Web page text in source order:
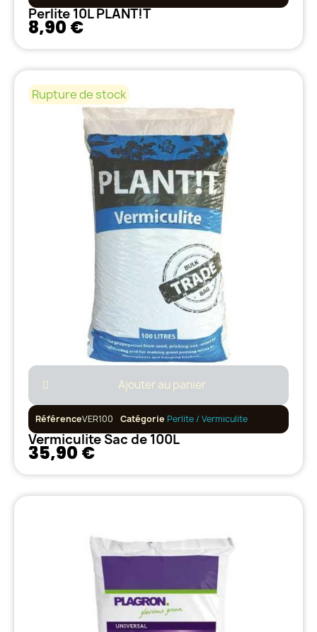
Perlite 10L PLANT!T
8,90 €
Rupture de stock
Ajouter au panier
RéférenceVER100 Catégorie Perlite / Vermiculite
Vermiculite Sac de 100L
35,90 €